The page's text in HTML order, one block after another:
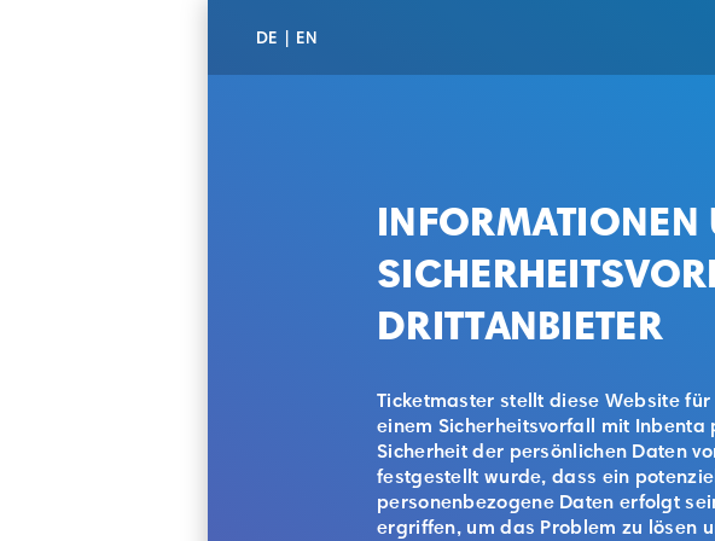
DE | EN
INFORMATIONEN
DRITTANBIETER
Ticketmaster stellt diese Website
einem Sicherheitsvorfall mit
Sicherheit der persönlichen Daten
festgestellt wurde, dass ein
personenbezogene Daten erfolgt
ergriffen, um das Problem zu lösen